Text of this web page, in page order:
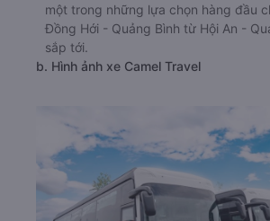
một trong những lựa chọn hàng đầu
Đồng Hới - Quảng Bình từ Hội An -
sắp tới.
b. Hình ảnh xe Camel Travel